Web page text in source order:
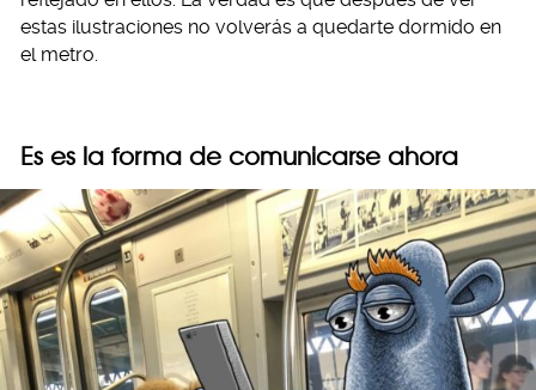
estas ilustraciones no volverás a quedarte dormido en
el metro.
Es es la forma de comunicarse ahora